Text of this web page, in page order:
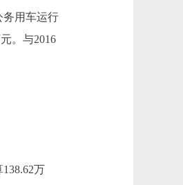
务用车运行
。与2016
万